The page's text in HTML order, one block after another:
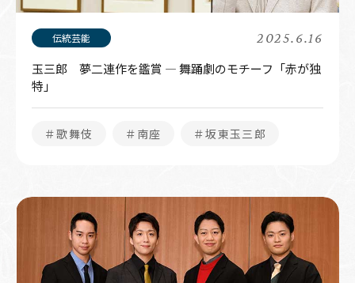
2025.6.16
玉三郎 夢二連作を鑑賞 — 舞踊劇のモチーフ「赤が独
特」
＃歌舞伎 ＃南座 ＃坂東玉三郎